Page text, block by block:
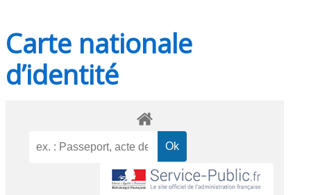
Carte nationale
d’identité